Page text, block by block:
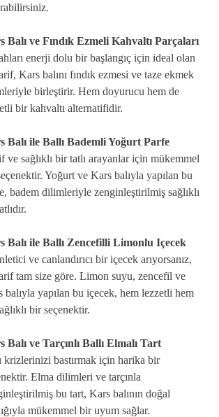
Balı ve Fındık Ezmeli Kahvaltı Parçaları
enerji dolu bir başlangıç için ideal olan
Kars balını fındık ezmesi ve taze ekmek
birleştirir. Hem doyurucu hem de
bir kahvaltı alternatifidir.
Balı ile Ballı Bademli Yoğurt Parfe
ve sağlıklı bir tatlı arayanlar için mükemmel
Yoğurt ve Kars balıyla yapılan bu
badem dilimleriyle zenginleştirilmiş sağlıklı
Balı ile Ballı Zencefilli Limonlu Içecek
ve canlandırıcı bir içecek arıyorsanız,
tam size göre. Limon suyu, zencefil ve
balıyla yapılan bu içecek, hem lezzetli hem
bir seçenektir.
Balı ve Tarçınlı Ballı Elmalı Tart
krizlerinizi bastırmak için harika bir
Elma dilimleri ve tarçınla
bu tart, Kars balının doğal
mükemmel bir uyum sağlar.